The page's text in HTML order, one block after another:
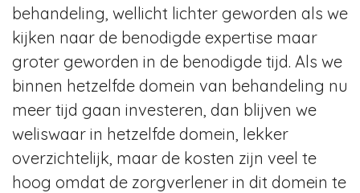
behandeling, wellicht lichter geworden als we
kijken naar de benodigde expertise maar
groter geworden in de benodigde tijd. Als we
binnen hetzelfde domein van behandeling nu
meer tijd gaan investeren, dan blijven we
weliswaar in hetzelfde domein, lekker
overzichtelijk, maar de kosten zijn veel te
hoog omdat de zorgverlener in dit domein te